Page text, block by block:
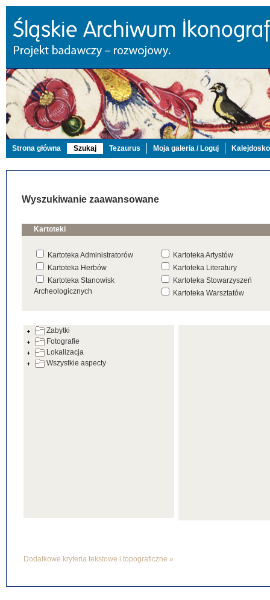
Strona główna Szukaj Tezaurus Moja galeria / Loguj
Wyszukiwanie zaawansowane
Kartoteki
Kartoteka Administratorów
Kartoteka Artystów
Kartoteka Herbów
Kartoteka Literatury
Kartoteka Stanowisk
Archeologicznych
Kartoteka Stowarzyszeń
Kartoteka Warsztatów
Zabytki
Fotografie
Lokalizacja
Wszystkie aspecty
Dodatkowe kryteria tekstowe i topograficzne »